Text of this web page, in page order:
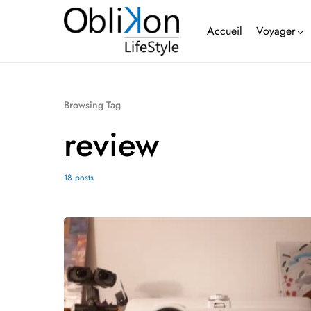
Accueil Voyager
Browsing Tag
review
18 posts